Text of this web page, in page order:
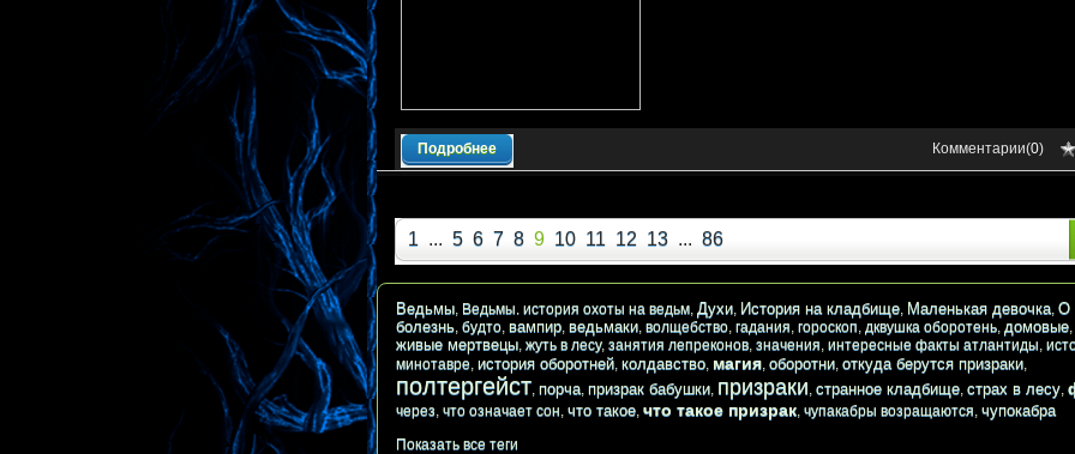
Подробнее Комментарии(0)
1 ... 5 6 7 8 9 10 11 12 13 ... 86
Ведьмы, Ведьмы. история охоты на ведьм, Духи, История на кладбище, Маленькая девочка, О
болезнь, будто, вампир, ведьмаки, волщебство, гадания, гороскоп, дквушка оборотень, домовые,
живые мертвецы, жуть в лесу, занятия лепреконов, значения, интересные факты атлантиды,
минотавре, история оборотней, колдавство, магия, оборотни, откуда берутся призраки,
полтергейст, порча, призрак бабушки, призраки, странное кладбище, страх в лесу,
через, что означает сон, что такое, что такое призрак, чупакабры возращаются, чупокабра
Показать все теги